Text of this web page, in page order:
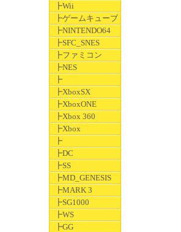
┣Wii
┣ゲームキューブ
┣NINTENDO64
┣SFC_SNES
┣ファミコン
┣NES
┣
┣XboxSX
┣XboxONE
┣Xbox 360
┣Xbox
┣
┣DC
┣SS
┣MD_GENESIS
┣MARK 3
┣SG1000
┣WS
┣GG